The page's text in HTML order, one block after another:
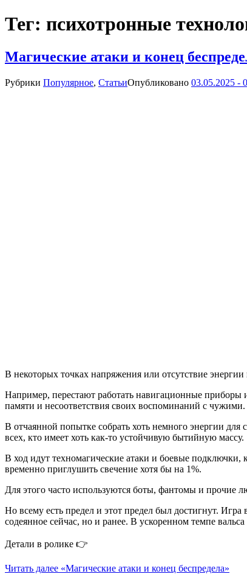
Тег: психотронные
Магические атаки и конец
Рубрики Популярное, СтатьиОпубликовано 03.05.2025 -
В некоторых точках напряжения или отсутствие
Например, перестают работать навигационные
памяти и несоответствия своих воспоминаний с
В отчаянной попытке собрать хоть немного энергии
всех, кто имеет хоть как-то устойчивую бытийную массу.
В ход идут техномагические атаки и боевые
временно приглушить свечение хотя бы на 1%.
Для этого часто используются боты, фантомы и прочие
Но всему есть предел и этот предел был достигнут.
содеянное сейчас, но и ранее. В ускоренном темпе
Детали в ролике 👉
Читать далее «Магические атаки и конец беспредела»